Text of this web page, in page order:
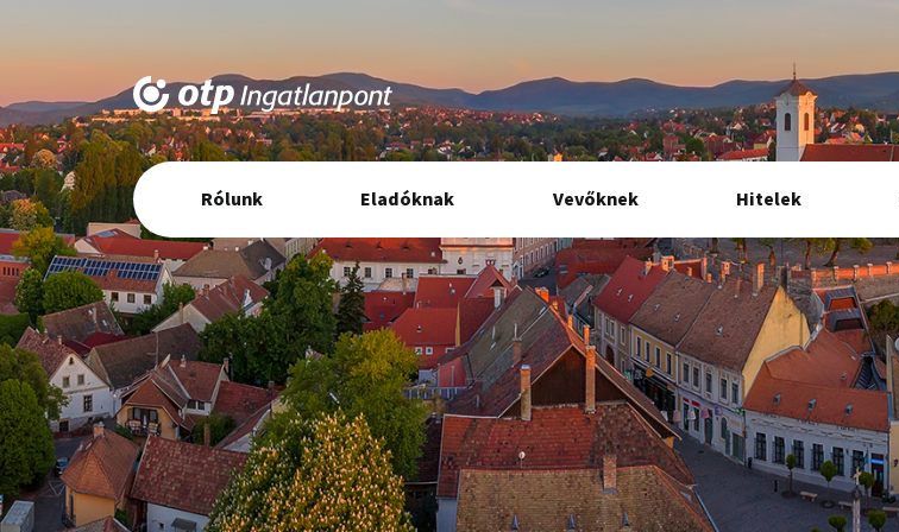
Elsődleges
navigáció
Rólunk Eladóknak Vevőknek Hitelek